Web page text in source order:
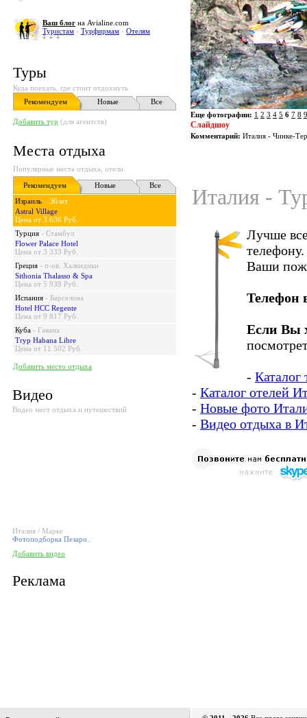
Ваш блог на Avialine.com
Туристам - Турфирмам - Отелям
Туры
Куда поехать, где стоит отдохнуть
Рекомендуем
Новые Все
Добавить тур (для агентств)
Места отдыха
Популярные места отдыха, отели
Рекомендуем
Новые
Все
Израиль - Эйлат
Astral Village
Цена от 3 636 Руб.
Турция - Стамбул
Flower Palace Hotel
Цена от 3 333 Руб.
Греция - п-ов. Халкидики
Sithonia Thalasso & Spa
Цена от 5 939 Руб.
Испания - Барселона
Hotel HCC Regente
Цена от 9 817 Руб.
Куба - Гавана
Tryp Habana Libre
Цена от 11 502 Руб.
Добавить место отдыха
Видео
Видео мест отдыха и путешествий
Италия / Марке
Фотоподборка Пезаро..
Добавить видео
Реклама
Еще фотографии: 1 2 3 4 5 6 7 8 9
Слайдшоу
Комментарий: Италия - Чинке-
Италия -
Лучше
Ваши
Телефон
Если Вы
- Каталог
- Каталог отелей
- Новые фото
- Видео отдыха в